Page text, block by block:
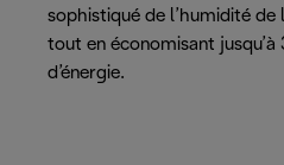
sophistiqué de l’humidité de
tout en économisant
d’énergie.